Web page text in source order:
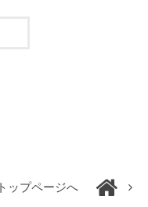
トップページへ